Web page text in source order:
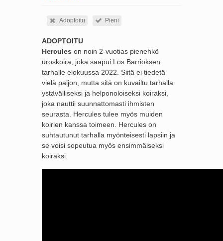
Adoptoitu Pieni
ADOPTOITU
Hercules on noin 2-vuotias pienehkö
uroskoira, joka saapui Los Barrioksen
tarhalle elokuussa 2022. Siitä ei tiedetä
vielä paljon, mutta sitä on kuvailtu tarhalla
ystävälliseksi ja helponoloiseksi koiraksi,
joka nauttii suunnattomasti ihmisten
seurasta. Hercules tulee myös muiden
koirien kanssa toimeen. Hercules on
suhtautunut tarhalla myönteisesti lapsiin ja
se voisi sopeutua myös ensimmäiseksi
koiraksi.